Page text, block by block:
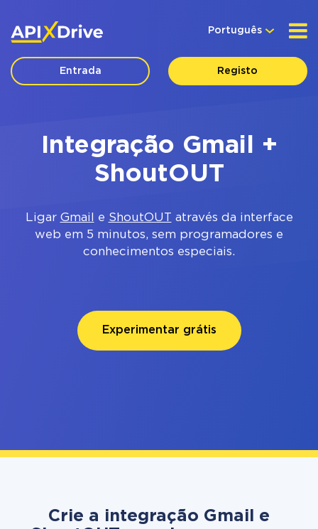
Português
Entrada Registo
Integração Gmail +
ShoutOUT
Ligar Gmail e ShoutOUT
através da interface
web em 5 minutos, sem programadores e
conhecimentos especiais.
Experimentar grátis
Crie a integração Gmail e